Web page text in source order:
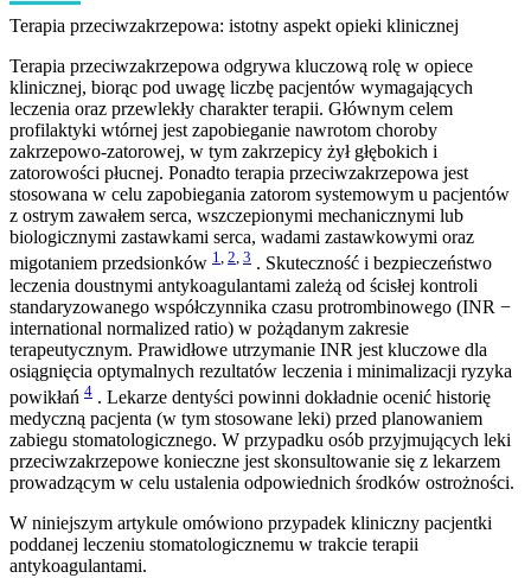
Terapia przeciwzakrzepowa: istotny aspekt opieki klinicznej
Terapia przeciwzakrzepowa odgrywa kluczową rolę w opiece
klinicznej, biorąc pod uwagę liczbę pacjentów wymagających
leczenia oraz przewlekły charakter terapii. Głównym celem
profilaktyki wtórnej jest zapobieganie nawrotom choroby
zakrzepowo-zatorowej, w tym zakrzepicy żył głębokich i
zatorowości płucnej. Ponadto terapia przeciwzakrzepowa jest
stosowana w celu zapobiegania zatorom systemowym u pacjentów
z ostrym zawałem serca, wszczepionymi mechanicznymi lub
biologicznymi zastawkami serca, wadami zastawkowymi oraz
migotaniem przedsionków 1, 2, 3 . Skuteczność i bezpieczeństwo
leczenia doustnymi antykoagulantami zależą od ścisłej kontroli
standaryzowanego współczynnika czasu protrombinowego (INR −
international normalized ratio) w pożądanym zakresie
terapeutycznym. Prawidłowe utrzymanie INR jest kluczowe dla
osiągnięcia optymalnych rezultatów leczenia i minimalizacji ryzyka
powikłań 4 . Lekarze dentyści powinni dokładnie ocenić historię
medyczną pacjenta (w tym stosowane leki) przed planowaniem
zabiegu stomatologicznego. W przypadku osób przyjmujących leki
przeciwzakrzepowe konieczne jest skonsultowanie się z lekarzem
prowadzącym w celu ustalenia odpowiednich środków ostrożności.
W niniejszym artykule omówiono przypadek kliniczny pacjentki
poddanej leczeniu stomatologicznemu w trakcie terapii
antykoagulantami.